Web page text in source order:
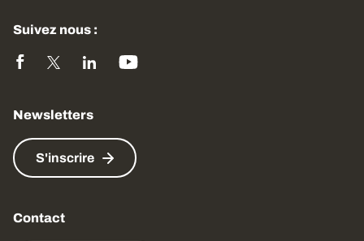
Suivez nous :
Newsletters
S'inscrire
Contact